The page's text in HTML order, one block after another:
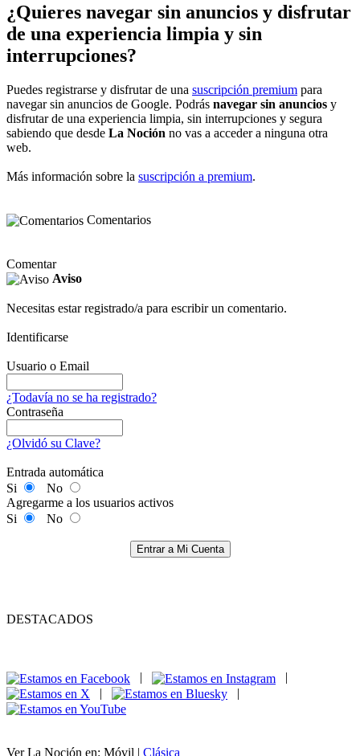
¿Quieres navegar sin anuncios y disfrutar
de una experiencia limpia y sin
interrupciones?
Puedes registrarse y disfrutar de una suscripción premium para
navegar sin anuncios de Google. Podrás navegar sin anuncios y
disfrutar de una experiencia limpia, sin interrupciones y segura
sabiendo que desde La Noción no vas a acceder a ninguna otra
web.
Más información sobre la suscripción a premium.
Comentarios
Comentar
Aviso
Necesitas estar registrado/a para escribir un comentario.
Identificarse
Usuario o Email
¿Todavía no se ha registrado?
Contraseña
¿Olvidó su Clave?
Entrada automática
Si
No
Agregarme a los usuarios activos
Si
No
Entrar a Mi Cuenta
DESTACADOS
|
|
Ver La Noción en: Móvil | Clásica